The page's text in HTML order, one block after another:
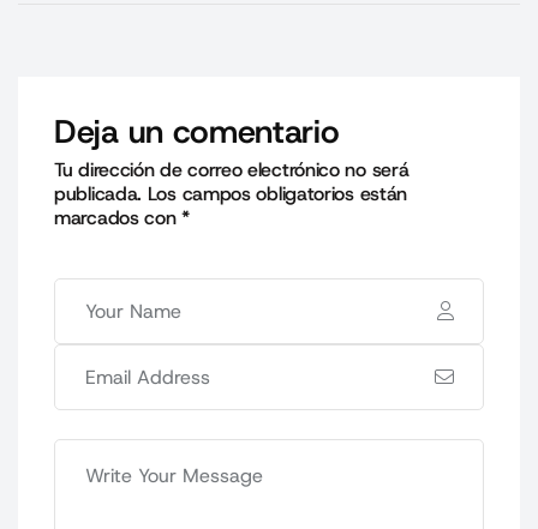
Deja un comentario
Tu dirección de correo electrónico no será
publicada. Los campos obligatorios están
marcados con*